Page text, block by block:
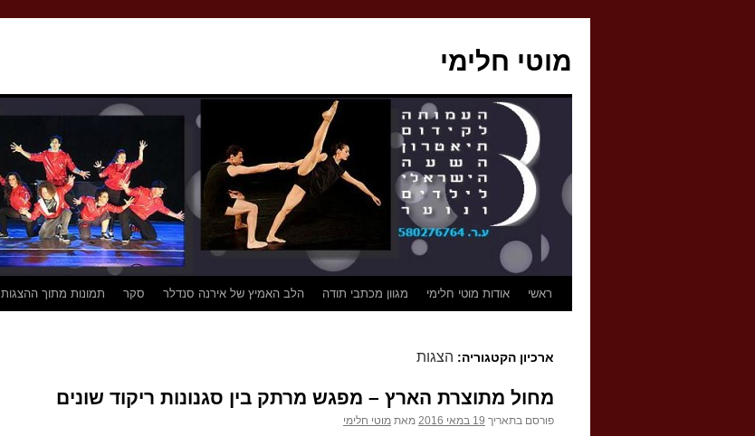
מוטי חלימי
ראשי אודות מוטי חלימי מגוון מכתבי תודה הלב האמיץ של אירנה סנדלר סקר תמונות מתוך ההצגות
ארכיון הקטגוריה: הצגות
מחול מתוצרת הארץ – מפגש מרתק בין סגנונות ריקוד שונים
פורסם בתאריך 19 במאי 2016 מאת מוטי חלימי